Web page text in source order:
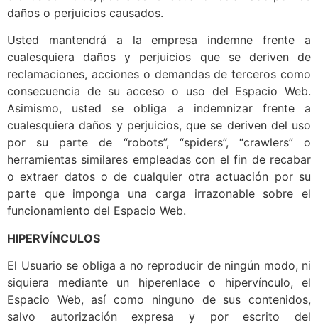
daños o perjuicios causados.
Usted mantendrá a la empresa indemne frente a
cualesquiera daños y perjuicios que se deriven de
reclamaciones, acciones o demandas de terceros como
consecuencia de su acceso o uso del Espacio Web.
Asimismo, usted se obliga a indemnizar frente a
cualesquiera daños y perjuicios, que se deriven del uso
por su parte de “robots”, “spiders”, “crawlers” o
herramientas similares empleadas con el fin de recabar
o extraer datos o de cualquier otra actuación por su
parte que imponga una carga irrazonable sobre el
funcionamiento del Espacio Web.
HIPERVÍNCULOS
El Usuario se obliga a no reproducir de ningún modo, ni
siquiera mediante un hiperenlace o hipervínculo, el
Espacio Web, así como ninguno de sus contenidos,
salvo autorización expresa y por escrito del